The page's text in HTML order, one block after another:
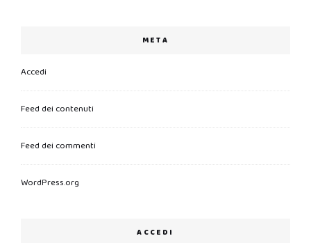
META
Accedi
Feed dei contenuti
Feed dei commenti
WordPress.org
ACCEDI